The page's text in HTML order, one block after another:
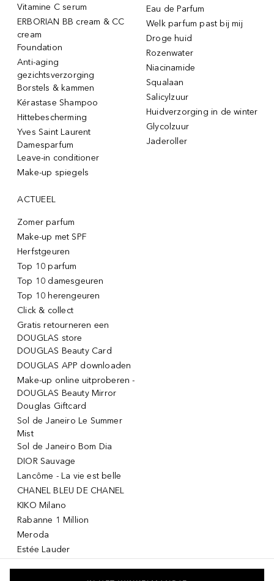
Vitamine C serum
ERBORIAN BB cream & CC
cream
Foundation
Anti-aging
gezichtsverzorging
Borstels & kammen
Kérastase Shampoo
Hittebescherming
Yves Saint Laurent
Damesparfum
Leave-in conditioner
Make-up spiegels
Eau de Parfum
Welk parfum past bij mij
Droge huid
Rozenwater
Niacinamide
Squalaan
Salicylzuur
Huidverzorging in de winter
Glycolzuur
Jaderoller
ACTUEEL
Zomer parfum
Make-up met SPF
Herfstgeuren
Top 10 parfum
Top 10 damesgeuren
Top 10 herengeuren
Click & collect
Gratis retourneren een
DOUGLAS store
DOUGLAS Beauty Card
DOUGLAS APP downloaden
Make-up online uitproberen -
DOUGLAS Beauty Mirror
Douglas Giftcard
Sol de Janeiro Le Summer
Mist
Sol de Janeiro Bom Dia
DIOR Sauvage
Lancôme - La vie est belle
CHANEL BLEU DE CHANEL
KIKO Milano
Rabanne 1 Million
Meroda
Estée Lauder